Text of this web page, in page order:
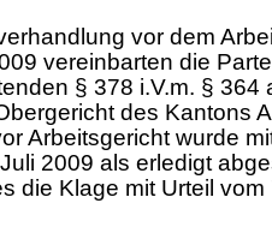
vor dem
vereinbarten die
§ 378 i.V.m. § 364
des Kantons
Arbeitsgericht wurde
2009 als erledigt
die Klage mit Urteil